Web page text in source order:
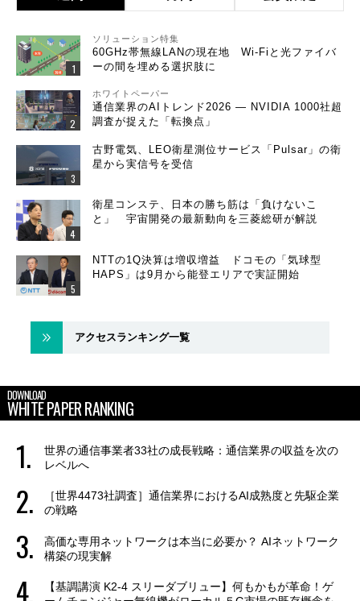
ソリューション特集
60GHz帯無線LANの現在地 Wi-Fiと光ファイバ
ーの間を埋める選択肢に
ホワイトペーパー
通信業界のAIトレンド2026 ― NVIDIA 1000社超
調査が捉えた「転換点」
古野電気、LEO衛星測位サービス「Pulsar」の衛
星から実信号を受信
衛星コンステ、日本の勝ち筋は「負けないこ
と」 宇宙開発の最新動向を三菱総研が解説
NTTの1Q決算は増収増益 ドコモの「気球型
HAPS」は9月から能登エリアで実証開始
アクセスランキング一覧
DOWNLOAD
WHITE PAPER RANKING
世界の通信事業者33社の成長戦略：通信業界の収益を次の
レベルへ
［世界4473社調査］通信業界におけるAI成熟度と先駆企業
の戦略
高価な専用ネットワークは本当に必要か？ AIネットワーク
構築の現実解
【基調講演 K2-4 スリーダブリュー】何もかもが革命！ゲ